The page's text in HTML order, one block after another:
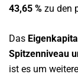
43,65 % zu den
Das
Spitzenniveau
ist es um